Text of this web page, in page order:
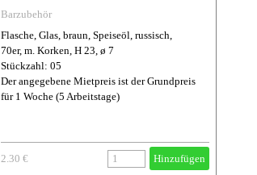
Barzubehör
Flasche, Glas, braun, Speiseöl, russisch,
70er, m. Korken, H 23, ø 7
Stückzahl: 05
Der angegebene Mietpreis ist der Grundpreis
für 1 Woche (5 Arbeitstage)
2.30 € Hinzufügen